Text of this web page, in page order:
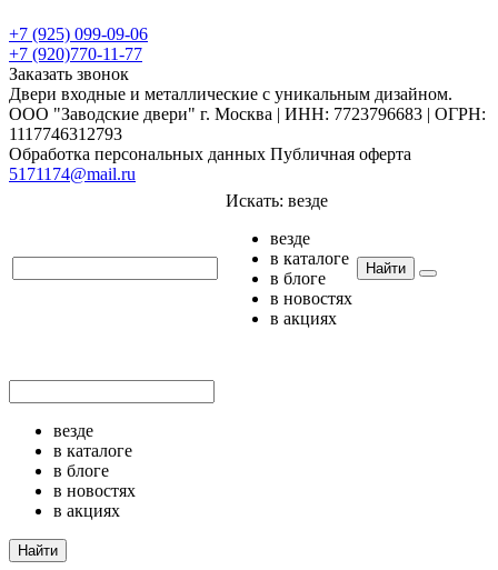
+7 (925) 099-09-06
+7 (920)770-11-77
Заказать звонок
Двери входные и металлические с уникальным дизайном.
ООО "Заводские двери" г. Москва | ИНН: 7723796683 | ОГРН:
1117746312793
Обработка персональных данных Публичная оферта
5171174@mail.ru
Искать: везде
везде
в каталоге
в блоге
в новостях
в акциях
Найти
везде
в каталоге
в блоге
в новостях
в акциях
Найти